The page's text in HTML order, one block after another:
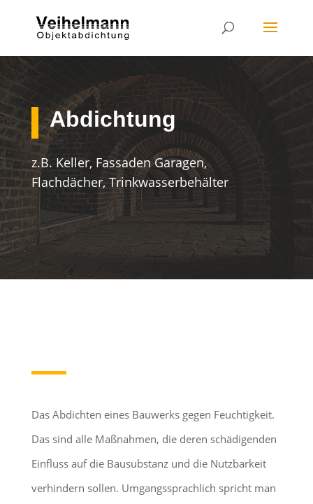
Abdichtung
z.B. Keller, Fassaden Garagen,
Flachdächer, Trinkwasserbehälter
Das Abdichten eines Bauwerks gegen Feuchtigkeit.
Das sind alle Maßnahmen, die deren schädigenden
Einfluss auf die Bausubstanz und die Nutzbarkeit
verhindern sollen. Umgangssprachlich spricht man